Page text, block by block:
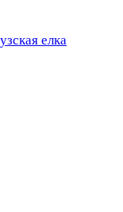
елка